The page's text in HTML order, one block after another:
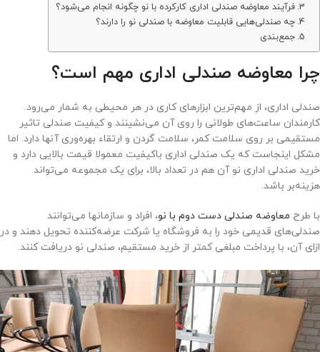
فرآیند معاوضه صندلی اداری کارکرده با نو چگونه انجام می‌شود؟
چه صندلی‌هایی قابلیت معاوضه با صندلی نو را دارند؟
جمع‌بندی
چرا معاوضه صندلی اداری مهم است؟
صندلی اداری، از مهم‌ترین ابزارهای کاری در هر محیطی به شمار می‌رود.
کارمندان ساعت‌های طولانی را روی آن می‌نشینند و کیفیت صندلی تاثیر
مستقیمی بر روی سلامت کمر، سلامت گردن و ارتقاء بهره‌وری آنها دارد. اما
مشکل اینجاست که یک صندلی اداری باکیفیت معمولا قیمت بالایی دارد و
خرید صندلی اداری نو آن هم در تعداد بالا، برای یک مجموعه می‌تواند
هزینه‌بر باشد.
با طرح معاوضه صندلی دست دوم با نو
، افراد و سازمان‎ها می‌توانند
صندلی‌های قدیمی خود را به فروشگاه یا شرکت عرضه‌کننده تحویل دهند و در
ازای آن، با پرداخت مبلغی کمتر از خرید مستقیم، صندلی نو دریافت کنند.